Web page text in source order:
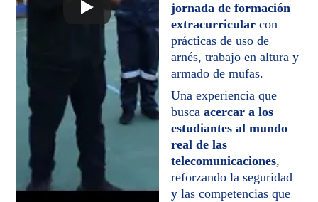
jornada de formación
extracurricular con
prácticas de uso de
arnés, trabajo en altura y
armado de mufas.
Una experiencia que
busca acercar a los
estudiantes al mundo
real de las
telecomunicaciones,
reforzando la seguridad
y las competencias que